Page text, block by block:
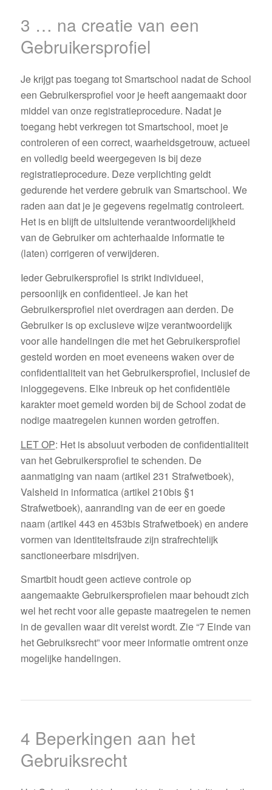
3 … na creatie van een
Gebruikersprofiel
Je krijgt pas toegang tot Smartschool nadat de School
een Gebruikersprofiel voor je heeft aangemaakt door
middel van onze registratieprocedure. Nadat je
toegang hebt verkregen tot Smartschool, moet je
controleren of een correct, waarheidsgetrouw, actueel
en volledig beeld weergegeven is bij deze
registratieprocedure. Deze verplichting geldt
gedurende het verdere gebruik van Smartschool. We
raden aan dat je je gegevens regelmatig controleert.
Het is en blijft de uitsluitende verantwoordelijkheid
van de Gebruiker om achterhaalde informatie te
(laten) corrigeren of verwijderen.
Ieder Gebruikersprofiel is strikt individueel,
persoonlijk en confidentieel. Je kan het
Gebruikersprofiel niet overdragen aan derden. De
Gebruiker is op exclusieve wijze verantwoordelijk
voor alle handelingen die met het Gebruikersprofiel
gesteld worden en moet eveneens waken over de
confidentialiteit van het Gebruikersprofiel, inclusief de
inloggegevens. Elke inbreuk op het confidentiële
karakter moet gemeld worden bij de School zodat de
nodige maatregelen kunnen worden getroffen.
LET OP: Het is absoluut verboden de confidentialiteit
van het Gebruikersprofiel te schenden. De
aanmatiging van naam (artikel 231 Strafwetboek),
Valsheid in informatica (artikel 210bis §1
Strafwetboek), aanranding van de eer en goede
naam (artikel 443 en 453bis Strafwetboek) en andere
vormen van identiteitsfraude zijn strafrechtelijk
sanctioneerbare misdrijven.
Smartbit houdt geen actieve controle op
aangemaakte Gebruikersprofielen maar behoudt zich
wel het recht voor alle gepaste maatregelen te nemen
in de gevallen waar dit vereist wordt. Zie “7 Einde van
het Gebruiksrecht” voor meer informatie omtrent onze
mogelijke handelingen.
4 Beperkingen aan het
Gebruiksrecht